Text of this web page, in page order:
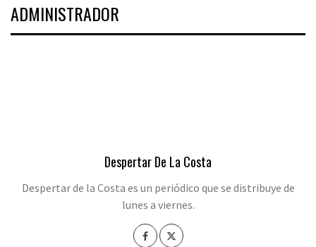
ADMINISTRADOR
Despertar De La Costa
Despertar de la Costa es un periódico que se distribuye de
lunes a viernes.